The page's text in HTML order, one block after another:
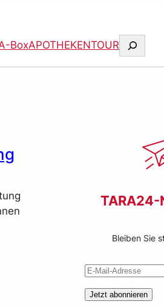
BoxAPOTHEKENTOUR Suchen
Bleiben Sie
Jetzt abonnieren